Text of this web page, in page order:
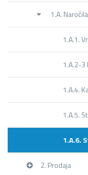
1.A.
1.A.1.
1.A.2-3
1.A.4.
1.A.5.
1.A.6.
2. Prodaja